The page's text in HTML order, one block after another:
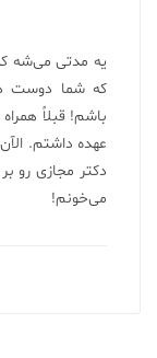
یه مدتی می‌شه
که شما دوست
باشم! قبلاً
عهده داشتم.
دکتر مجازی رو
می‌خونم!